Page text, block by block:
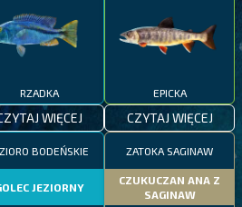
RZADKA
WIĘCEJ
EPICKA
CZYTAJ WIĘCEJ
BODEŃSKIE
JEZIORNY
ZATOKA SAGINAW
CZUKUCZAN ANA Z
SAGINAW